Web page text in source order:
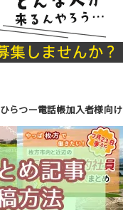
ひらつー電話帳加入者様向け